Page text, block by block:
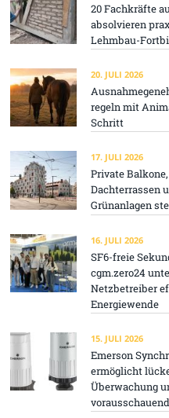
20 Fachkräfte
absolvieren
Lehmbau-
20. JULI 2026
regeln mit
Schritt
17. JULI 2026
Private
Dachterrassen
Grünanlagen
16. JULI 2026
SF6-freie
cgm.zero24
Netzbetreiber
Energiewende
15. JULI 2026
Emerson
ermöglicht
Überwachung